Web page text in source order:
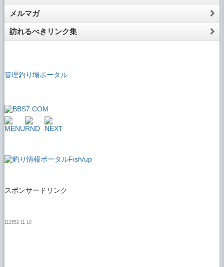
メルマガ
訪れるべきリンク集
管理釣り場ポータル
スポンサードリンク
112552 11 10